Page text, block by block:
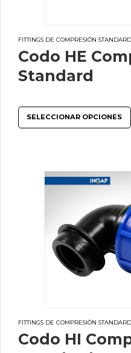
FITTINGS DE COMPRESIÓN STANDARD
Codo HE
Standard
SELECCIONAR OPCIONES
FITTINGS DE COMPRESIÓN STANDARD
Codo HI